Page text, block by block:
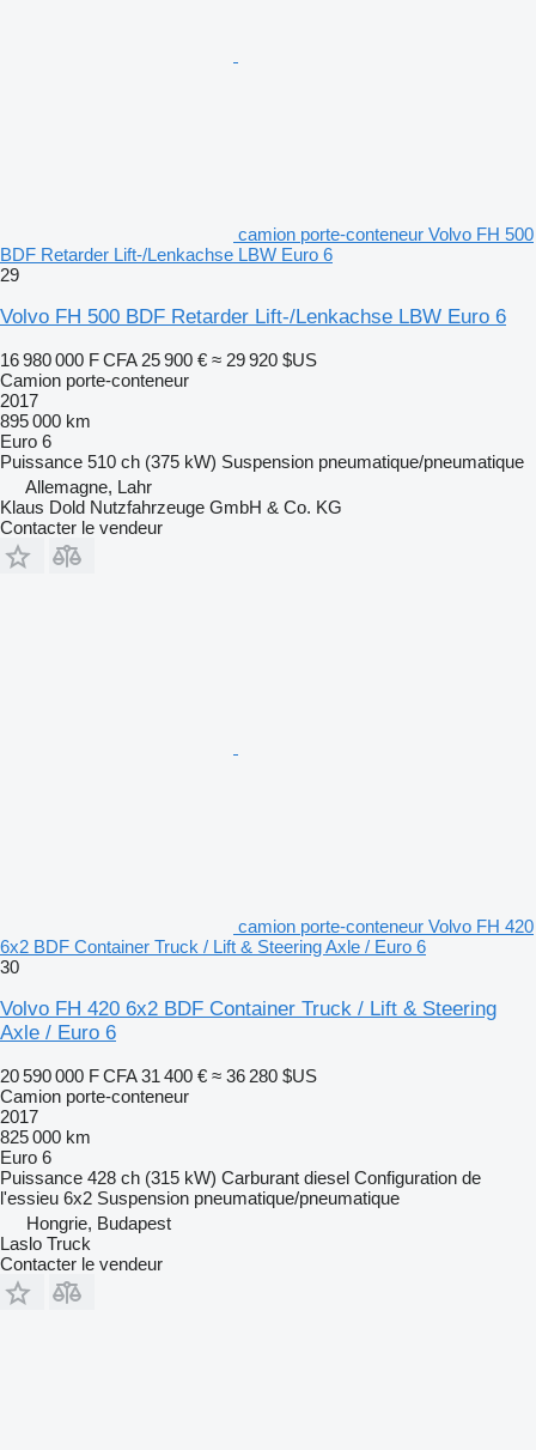
camion porte-conteneur Volvo FH 500
BDF Retarder Lift-/Lenkachse LBW Euro 6
29
Volvo FH 500 BDF Retarder Lift-/Lenkachse LBW Euro 6
16 980 000 F CFA 25 900 € ≈ 29 920 $US
Camion porte-conteneur
2017
895 000 km
Euro 6
Puissance 510 ch (375 kW) Suspension pneumatique/pneumatique
Allemagne, Lahr
Klaus Dold Nutzfahrzeuge GmbH & Co. KG
Contacter le vendeur
camion porte-conteneur Volvo FH 420
6x2 BDF Container Truck / Lift & Steering Axle / Euro 6
30
Volvo FH 420 6x2 BDF Container Truck / Lift & Steering
Axle / Euro 6
20 590 000 F CFA 31 400 € ≈ 36 280 $US
Camion porte-conteneur
2017
825 000 km
Euro 6
Puissance 428 ch (315 kW) Carburant diesel Configuration de
l'essieu 6x2 Suspension pneumatique/pneumatique
Hongrie, Budapest
Laslo Truck
Contacter le vendeur